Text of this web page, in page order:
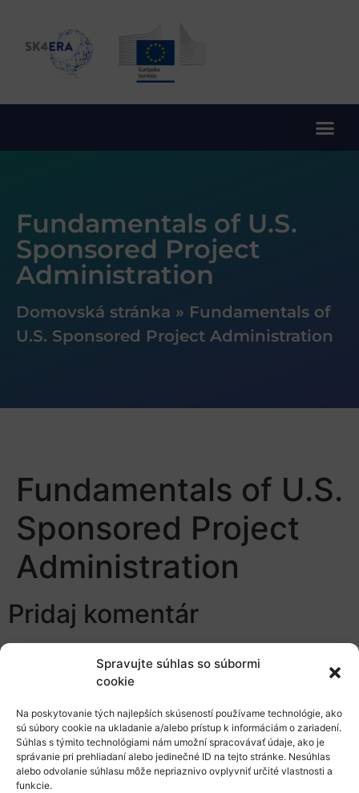
Spravujte súhlas so súbormi
cookie
Na poskytovanie tých najlepších skúseností používame technológie, ako
sú súbory cookie na ukladanie a/alebo prístup k informáciám o zariadení.
Súhlas s týmito technológiami nám umožní spracovávať údaje, ako je
správanie pri prehliadaní alebo jedinečné ID na tejto stránke. Nesúhlas
alebo odvolanie súhlasu môže nepriaznivo ovplyvniť určité vlastnosti a
funkcie.
Fundamentals of U.S.
Sponsored Project
Administration
Domovská stránka » Fundamentals of
U.S. Sponsored Project Administration
Fundamentals of U.S.
Sponsored Project
Administration
Pridaj komentár